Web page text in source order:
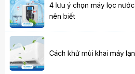
4 lưu ý chọn máy lọc
nên biết
Cách khử mùi khai máy